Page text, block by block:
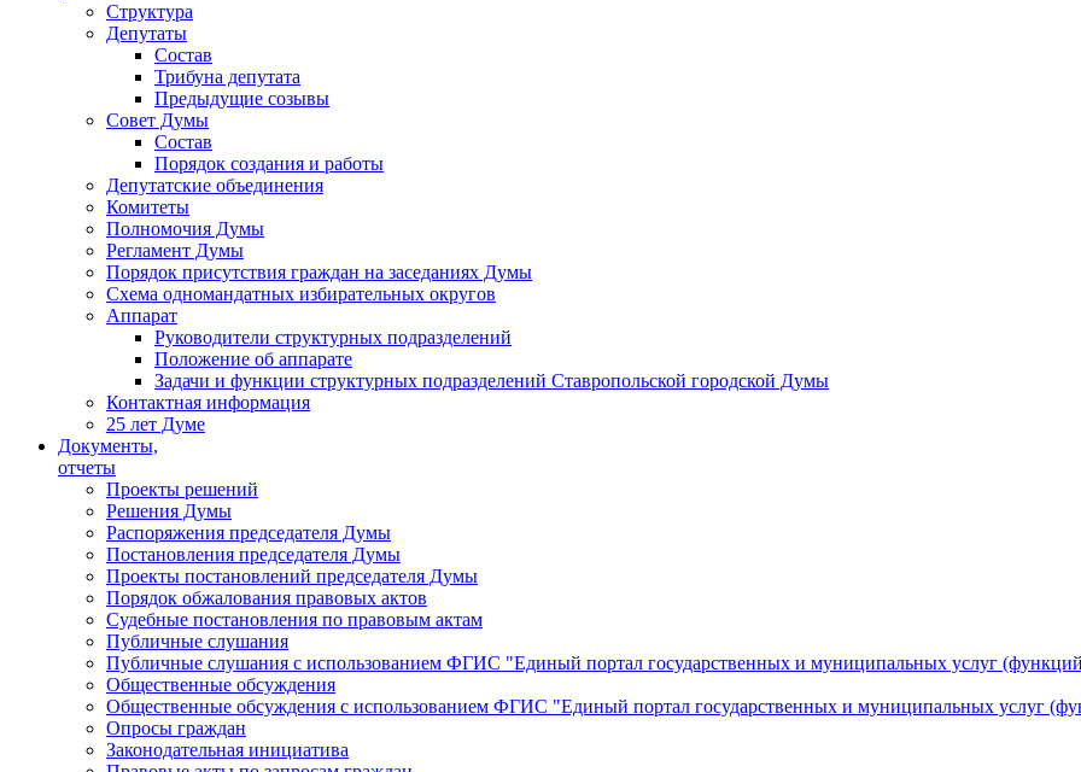
Структура
Депутаты
Состав
Трибуна депутата
Предыдущие созывы
Совет Думы
Состав
Порядок создания и работы
Депутатские объединения
Комитеты
Полномочия Думы
Регламент Думы
Порядок присутствия граждан на заседаниях Думы
Схема одномандатных избирательных округов
Аппарат
Руководители структурных подразделений
Положение об аппарате
Задачи и функции структурных подразделений Ставропольской городской Думы
Контактная информация
25 лет Думе
Документы,
отчеты
Проекты решений
Решения Думы
Распоряжения председателя Думы
Постановления председателя Думы
Проекты постановлений председателя Думы
Порядок обжалования правовых актов
Судебные постановления по правовым актам
Публичные слушания
Публичные слушания с использованием ФГИС "Единый портал государственных и муниципальных услуг
Общественные обсуждения
Общественные обсуждения с использованием ФГИС "Единый портал государственных и муниципальных услуг
Опросы граждан
Законодательная инициатива